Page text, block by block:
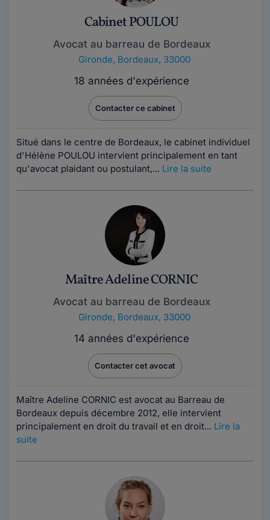
Cabinet POULOU
Avocat au barreau de Bordeaux
Gironde, Bordeaux, 33000
18 années d'expérience
Contacter ce cabinet
Situé dans le centre de Bordeaux, le cabinet individuel
d'Hélène POULOU intervient principalement en tant
qu'avocat plaidant ou postulant,... Lire la suite
Maître Adeline CORNIC
Avocat au barreau de Bordeaux
Gironde, Bordeaux, 33000
14 années d'expérience
Contacter cet avocat
Maître Adeline CORNIC est avocat au Barreau de
Bordeaux depuis décembre 2012, elle intervient
principalement en droit du travail et en droit... Lire la
suite